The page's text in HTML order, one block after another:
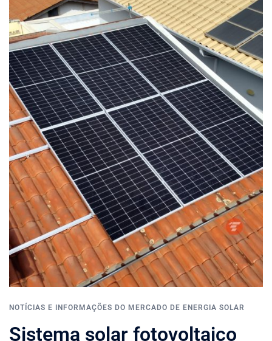
NOTÍCIAS E INFORMAÇÕES DO MERCADO DE ENERGIA SOLAR
Sistema solar fotovoltaico